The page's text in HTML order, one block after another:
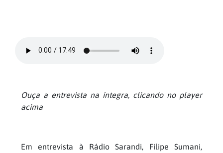
Ouça a entrevista na íntegra, clicando no player
acima
Em entrevista à Rádio Sarandi, Filipe Sumani,